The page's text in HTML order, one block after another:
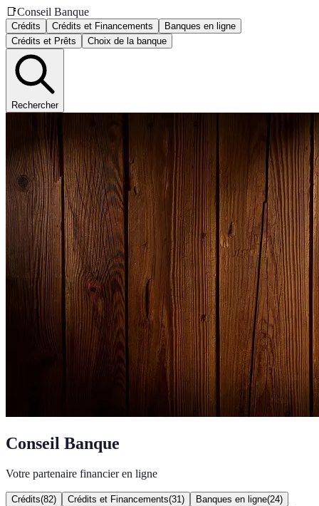
📑Conseil Banque
Crédits Crédits et Financements
Banques en ligne
Crédits et Prêts
Choix de la banque
Rechercher
Conseil Banque
Votre partenaire financier en ligne
Crédits(82) Crédits et Financements(31 ) Banques en ligne(24)